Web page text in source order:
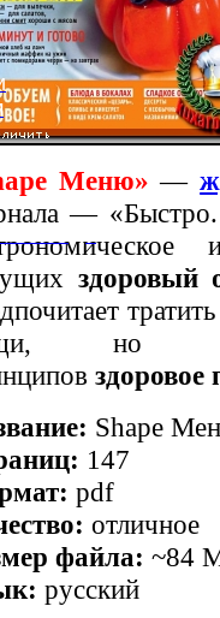
блюда
Меню» —
— «Быстро.
здоровый
но
здоровое
Shape
147
pdf
отличное
файла: ~84
русский